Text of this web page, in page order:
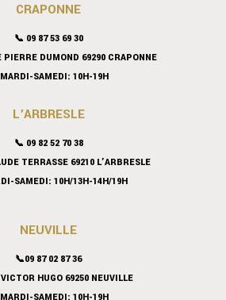
CRAPONNE
📞 09 87 53 69 30
PIERRE DUMOND 69290 CRAPONNE
SAMEDI: 10H-19H
L’ARBRESLE
📞 09 82 52 70 38
TERRASSE 69210 L’ARBRESLE
SAMEDI: 10H/13H-14H/19H
NEUVILLE
📞09 87 02 87 36
HUGO 69250 NEUVILLE
SAMEDI: 10H-19H